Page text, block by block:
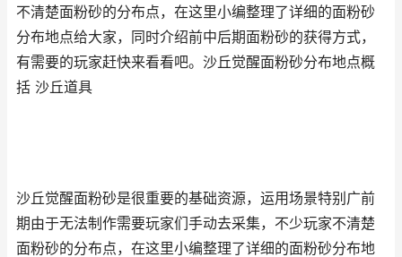
不清楚面粉砂的分布点，在这里小编整理了详细的面粉砂
分布地点给大家，同时介绍前中后期面粉砂的获得方式，
有需要的玩家赶快来看看吧。沙丘觉醒面粉砂分布地点概
括 沙丘道具
沙丘觉醒面粉砂是很重要的基础资源，运用场景特别广前
期由于无法制作需要玩家们手动去采集，不少玩家不清楚
面粉砂的分布点，在这里小编整理了详细的面粉砂分布地